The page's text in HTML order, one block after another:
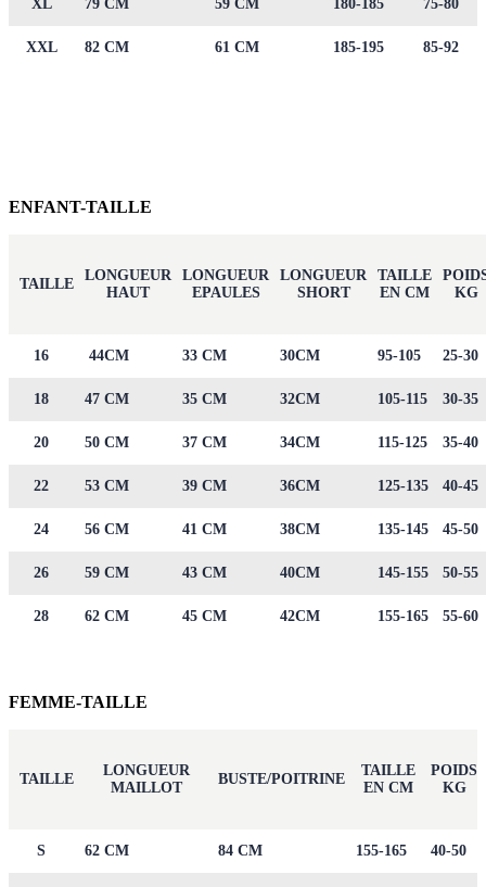
XL 79 CM 59 CM 180-185 75-80
XXL 82 CM 61 CM 185-195 85-92
ENFANT-TAILLE
TAILLE
LONGUEUR
HAUT
LONGUEUR
EPAULES
LONGUEUR
SHORT
TAILLE
EN CM
KG
16 44CM 33 CM 30CM 95-105 25-30
18 47 CM 35 CM 32CM 105-115 30-35
20 50 CM 37 CM 34CM 115-125 35-40
22 53 CM 39 CM 36CM 125-135 40-45
24 56 CM 41 CM 38CM 135-145 45-50
26 59 CM 43 CM 40CM 145-155 50-55
28 62 CM 45 CM 42CM 155-165 55-60
FEMME-TAILLE
TAILLE
LONGUEUR
MAILLOT
BUSTE/POITRINE
TAILLE
EN CM
POIDS
KG
S 62 CM 84 CM 155-165 40-50